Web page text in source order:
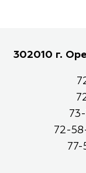
302010 г.
72-
77-